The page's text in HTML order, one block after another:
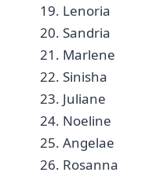
19. Lenoria
20. Sandria
21. Marlene
22. Sinisha
23. ​Juliane
24. Noeline
25. Angelae
26. Rosanna